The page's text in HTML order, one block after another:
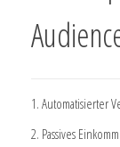
1. Automatisierter
2. Passives